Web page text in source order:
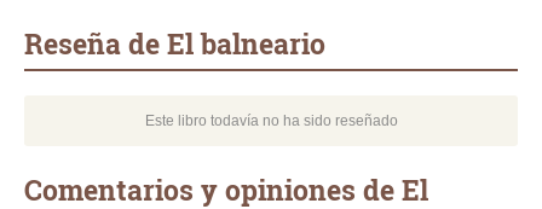
Reseña de El balneario
Este libro todavía no ha sido reseñado
Comentarios y opiniones de El